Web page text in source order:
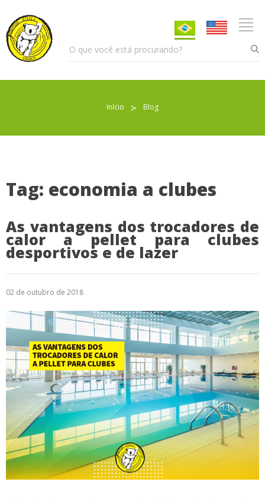
Início ≻ Blog
Tag: economia a clubes
As vantagens dos trocadores de
calor a pellet para clubes
desportivos e de lazer
02 de outubro de 2018
Sobre nós
Indicações de uso
Atendimento
Denúncias
Relatório Transparência
Trabalhe Conosco